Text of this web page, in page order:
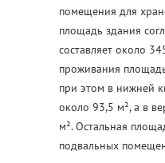
помещения для
площадь здания
составляет около
проживания
при этом в нижней
около 93,5 м², а в
м². Остальная
подвальных